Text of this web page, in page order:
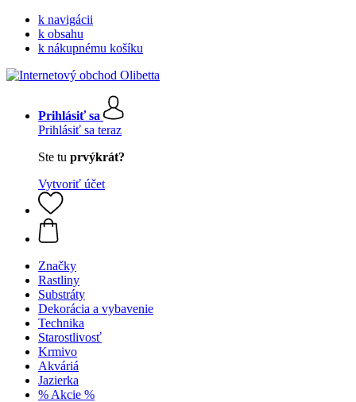
k navigácii
k obsahu
k nákupnému košíku
Prihlásiť sa
Prihlásiť sa teraz
Ste tu prvýkrát?
Vytvoriť účet
Značky
Rastliny
Substráty
Dekorácia a vybavenie
Technika
Starostlivosť
Krmivo
Akváriá
Jazierka
% Akcie %